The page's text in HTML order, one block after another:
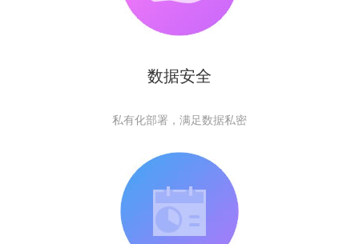
数据安全
私有化部署，满足数据私密